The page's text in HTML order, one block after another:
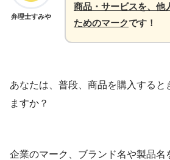
弁理士すみや
商品・サービスを、他
ためのマークです！
あなたは、普段、商品を購入すると
ますか？
企業のマーク、ブランド名や製品名